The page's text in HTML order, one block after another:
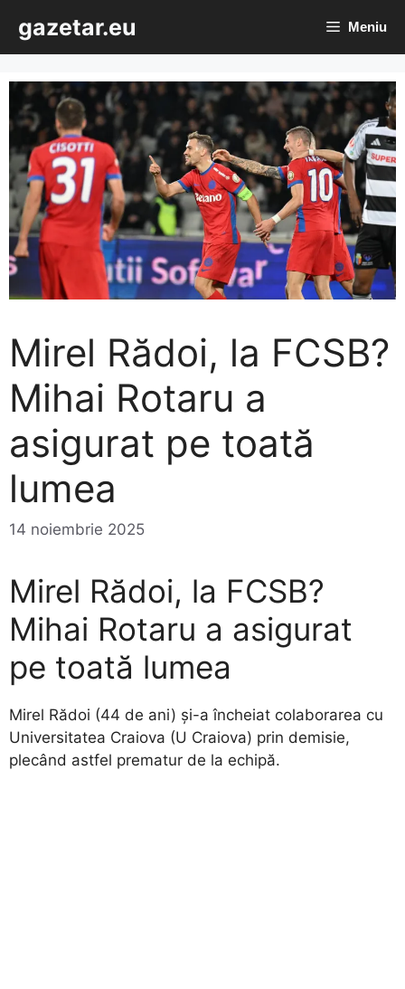
conținut
gazetar.eu Meniu
Mirel Rădoi, la FCSB?
Mihai Rotaru a
asigurat pe toată
lumea
14 noiembrie 2025
Mirel Rădoi, la FCSB?
Mihai Rotaru a asigurat
pe toată lumea
Mirel Rădoi (44 de ani) și-a încheiat colaborarea cu
Universitatea Craiova (U Craiova) prin demisie,
plecând astfel prematur de la echipă.